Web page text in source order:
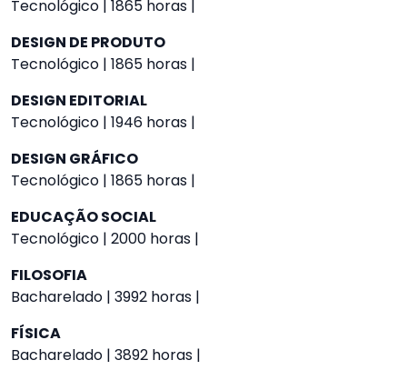
Tecnológico | 1865 horas |
DESIGN DE PRODUTO
Tecnológico | 1865 horas |
DESIGN EDITORIAL
Tecnológico | 1946 horas |
DESIGN GRÁFICO
Tecnológico | 1865 horas |
EDUCAÇÃO SOCIAL
Tecnológico | 2000 horas |
FILOSOFIA
Bacharelado | 3992 horas |
FÍSICA
Bacharelado | 3892 horas |